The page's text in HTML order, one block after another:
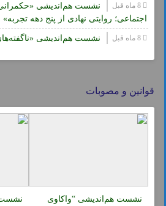
نشست هم‌اندیشی
اجتماعی؛ روایتی نهادی از پنج دهه تجربه»
نشست هم‌اندیشی
قوانین و مصوبات
نشست هم‌اندیشی “واکاوی
نشست